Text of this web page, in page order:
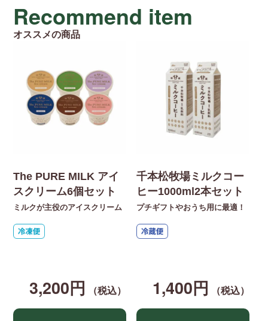
Recommend item
オススメの商品
The PURE MILK アイ
スクリーム6個セット
ミルクが主役のアイスクリーム
3,200円 （税込）
千本松牧場ミルクコー
ヒー1000ml2本セット
プチギフトやおうち用に最適！
1,400円 （税込）